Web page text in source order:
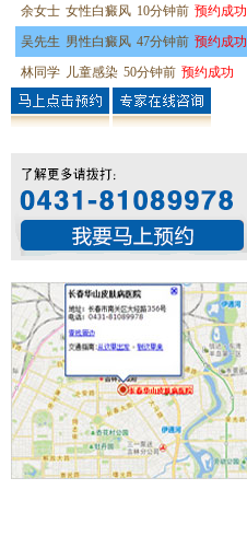
余女士 女性白癜风 10分钟前 预约成功
吴先生 男性白癜风 47分钟前 预约成功
林同学 儿童感染 50分钟前 预约成功